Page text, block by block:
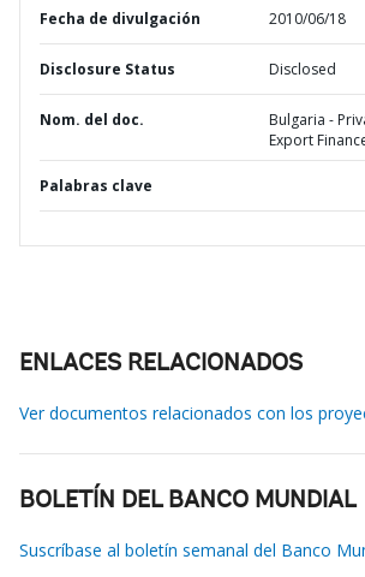
Fecha de divulgación 2010/06/18
Disclosure Status Disclosed
Nom. del doc.
Bulgaria -
Export
Palabras clave
ENLACES RELACIONADOS
Ver documentos relacionados con los
BOLETÍN DEL BANCO MUNDIAL
Suscríbase al boletín semanal del Banco